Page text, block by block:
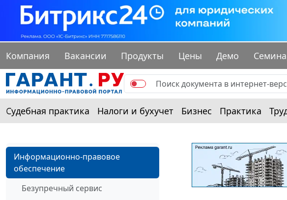
Компания Вакансии Продукты Цены Демо
Судебная практика Налоги и бухучет Бизнес Практика
Информационно-правовое
обеспечение
Безупречный сервис